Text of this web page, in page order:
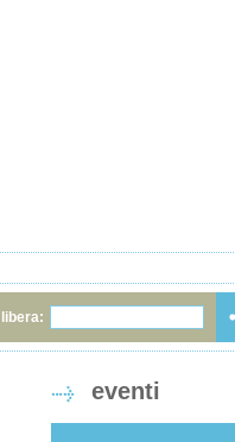
eventi